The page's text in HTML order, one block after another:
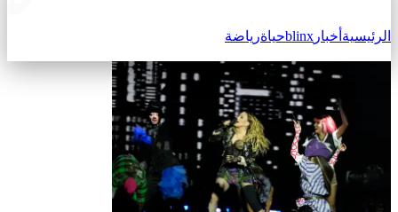
الرئيسية أخبار blinxحياةرياضة